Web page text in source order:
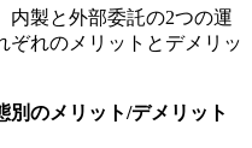
内製と外部委託の2つの運
ぞれのメリットとデメリッ
のメリット/デメリット